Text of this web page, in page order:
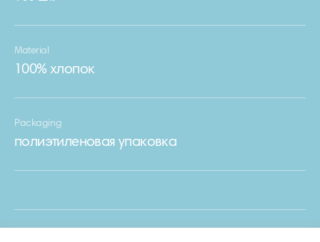
Material
100% хлопок
Packaging
полиэтиленовая упаковка